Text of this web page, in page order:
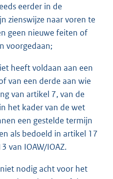
eerder in de
zienswijze naar voren te
geen nieuwe feiten of
voorgedaan;
heeft voldaan aan een
van een derde aan wie
van artikel 7, van de
het kader van de wet
een gestelde termijn
als bedoeld in artikel 17
van IOAW/IOAZ.
nodig acht voor het